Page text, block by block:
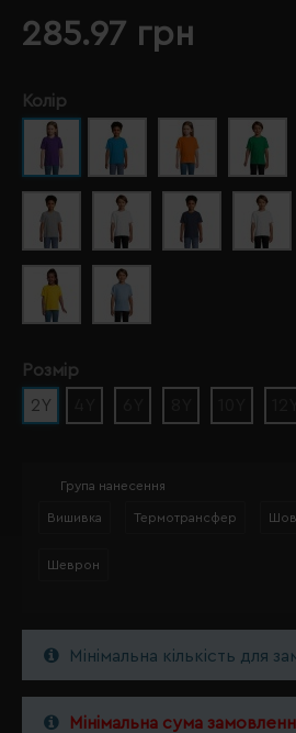
285.97 грн
Колір
Розмір
2Y
Група нанесення
Вишивка Термотрансфер
Шеврон
Мінімальна кількість для
Мінімальна сума